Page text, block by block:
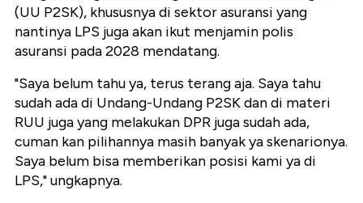
(UU P2SK), khususnya di sektor asuransi yang
nantinya LPS juga akan ikut menjamin polis
asuransi pada 2028 mendatang.
"Saya belum tahu ya, terus terang aja. Saya tahu
sudah ada di Undang-Undang P2SK dan di materi
RUU juga yang melakukan DPR juga sudah ada,
cuman kan pilihannya masih banyak ya skenarionya.
Saya belum bisa memberikan posisi kami ya di
LPS," ungkapnya.